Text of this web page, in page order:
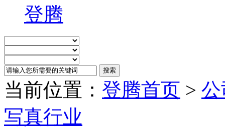
登腾
当前位置： 登腾首页 >
写真行业